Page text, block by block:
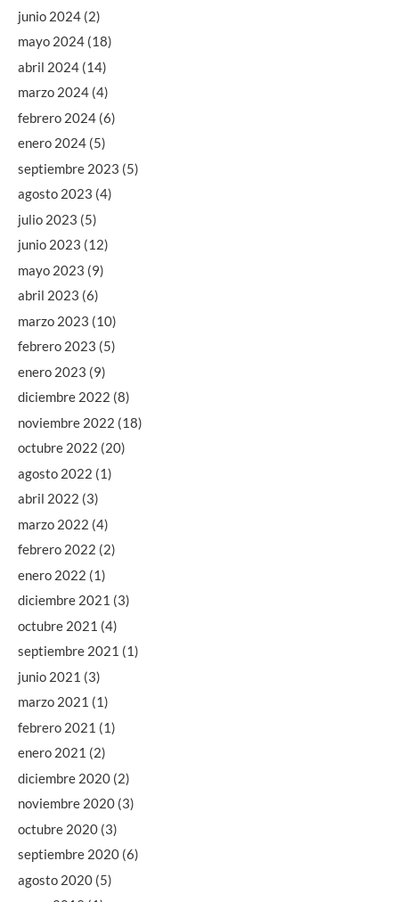
junio 2024 (2)
mayo 2024 (18)
abril 2024 (14)
marzo 2024 (4)
febrero 2024 (6)
enero 2024 (5)
septiembre 2023 (5)
agosto 2023 (4)
julio 2023 (5)
junio 2023 (12)
mayo 2023 (9)
abril 2023 (6)
marzo 2023 (10)
febrero 2023 (5)
enero 2023 (9)
diciembre 2022 (8)
noviembre 2022 (18)
octubre 2022 (20)
agosto 2022 (1)
abril 2022 (3)
marzo 2022 (4)
febrero 2022 (2)
enero 2022 (1)
diciembre 2021 (3)
octubre 2021 (4)
septiembre 2021 (1)
junio 2021 (3)
marzo 2021 (1)
febrero 2021 (1)
enero 2021 (2)
diciembre 2020 (2)
noviembre 2020 (3)
octubre 2020 (3)
septiembre 2020 (6)
agosto 2020 (5)